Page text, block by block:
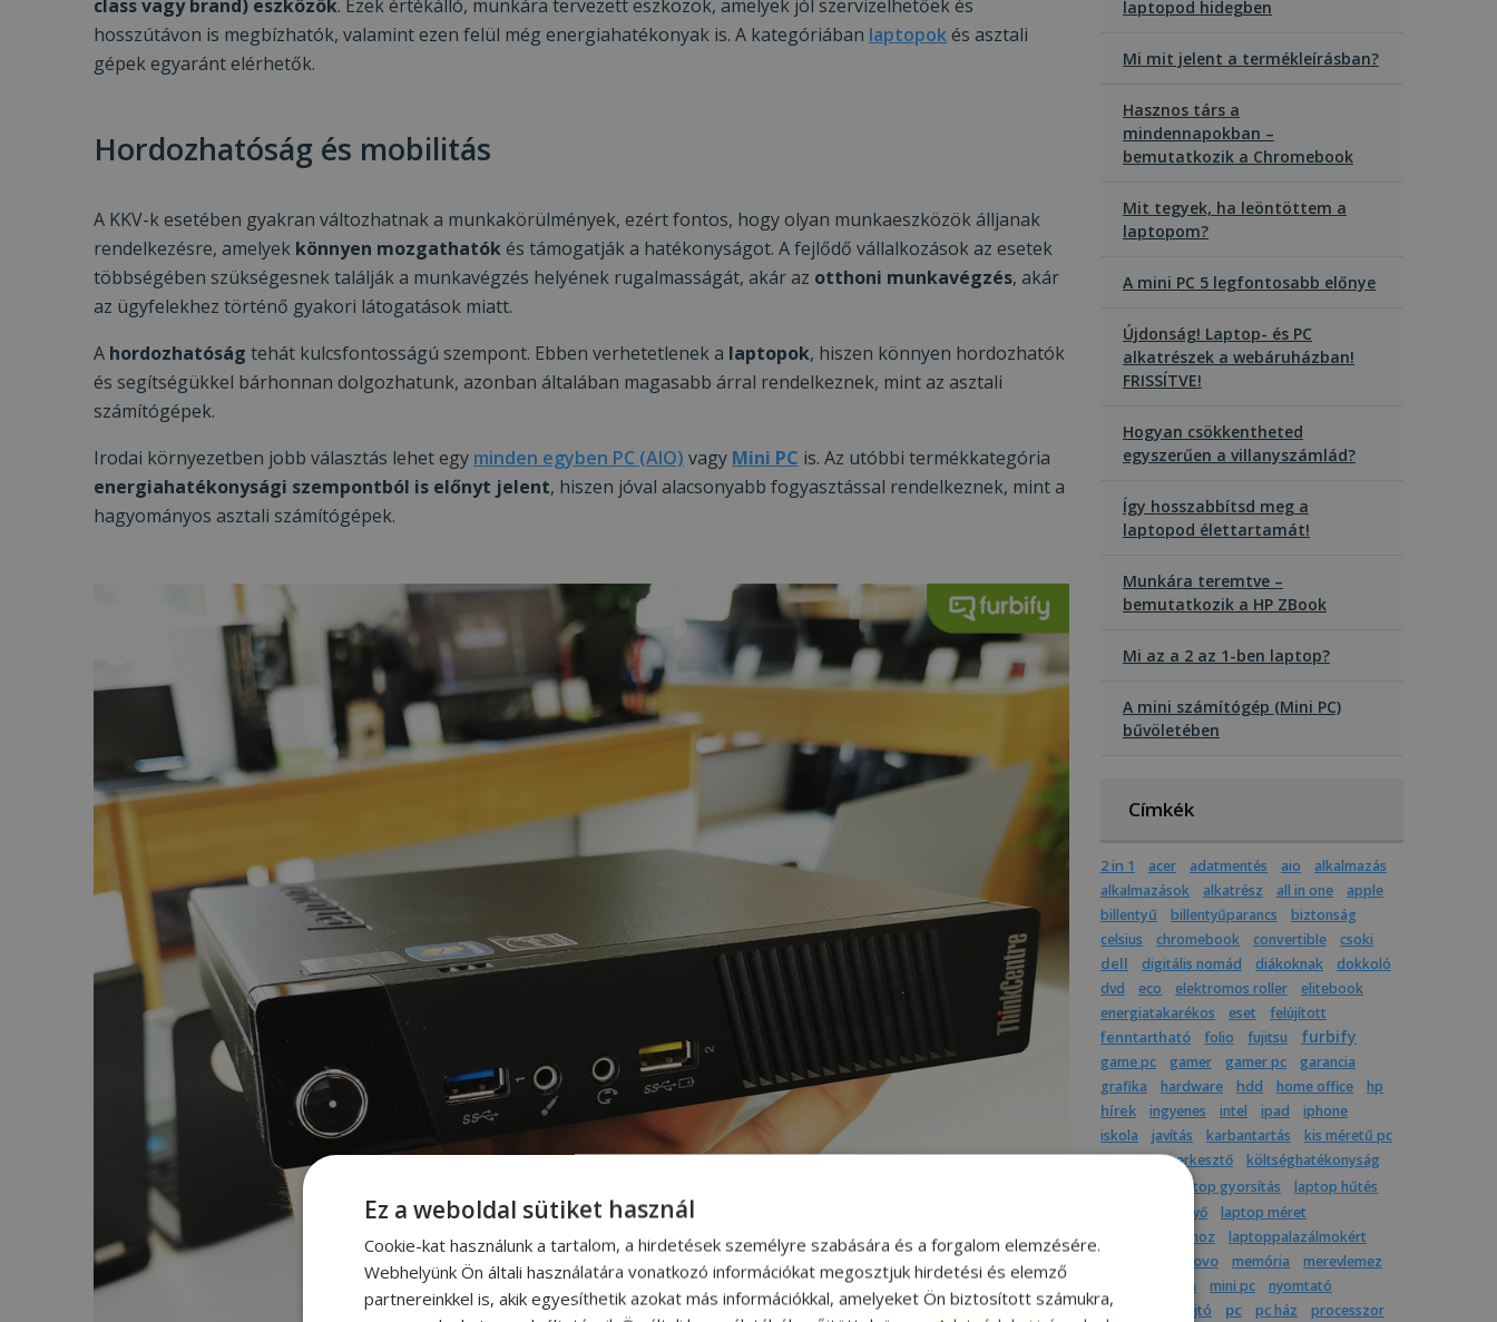
class vagy brand) eszközök. Ezek értékálló, munkára tervezett eszközök, amelyek jól szervizelhetőek és
hosszútávon is megbízhatók, valamint ezen felül még energiahatékonyak is. A kategóriában laptopokés asztali
gépek egyaránt elérhetők.
Hordozhatóság és mobilitás
A KKV-k esetében gyakran változhatnak a munkakörülmények, ezért fontos, hogy olyan munkaeszközök álljanak
rendelkezésre, amelyek könnyen mozgathatókés támogatják a hatékonyságot. A fejlődő vállalkozások az esetek
többségében szükségesnek találják a munkavégzés helyének rugalmasságát, akár az otthoni munkavégzés, akár
az ügyfelekhez történő gyakori látogatások miatt.
A hordozhatóság tehát kulcsfontosságú szempont. Ebben verhetetlenek a laptopok, hiszen könnyen hordozhatók
és segítségükkel bárhonnan dolgozhatunk, azonban általában magasabb árral rendelkeznek, mint az asztali
számítógépek.
Irodai környezetben jobb választás lehet egy minden egyben PC (AIO) vagy Mini PC is. Az utóbbi termékkategória
energiahatékonysági szempontból is előnyt jelent, hiszen jóval alacsonyabb fogyasztással rendelkeznek, mint a
hagyományos asztali számítógépek.
laptopod hidegben
Mi mit jelent a termékleírásban?
Hasznos társ a
mindennapokban –
bemutatkozik a Chromebook
Mit tegyek, ha leöntöttem a
laptopom?
A mini PC 5 legfontosabb előnye
Újdonság! Laptop- és PC
alkatrészek a webáruházban!
FRISSÍTVE!
Hogyan csökkentheted
egyszerűen a villanyszámlád?
Így hosszabbítsd meg a
laptopod élettartamát!
Munkára teremtve –
bemutatkozik a HP ZBook
Mi az a 2 az 1-ben laptop?
A mini számítógép (Mini PC)
bűvöletében
Címkék
2 in 1 acer adatmentés aio
alkalmazás
alkalmazások
alkatrész all in one
apple
billentyű
billentyűparancs
biztonság
celsius
chromebook convertible csoki
dell digitális nomád diákoknak
dokkoló
dvd
eco elektromos roller
elitebook
energiatakarékos
eset felújított
fenntartható folio fujitsu furbify
game pc gamer gamer pc
garancia
grafika
hardware hdd home office hp
hírek ingyenes intel ipad
iphone
iskola
javítás karbantartás
kis méretű pc
kkv
képszerkesztő költséghatékonyság
laptop gyorsítás
laptop hűtés
laptop képernyő
laptop méret
laptop utazáshoz
laptoppalazálmokért
lenovo memória
merevlemez
mindenegyben
mini pc
nyomtató
optikai meghajtó
pc pc ház
processzor
Ez a weboldal sütiket használ
Cookie-kat használunk a tartalom, a hirdetések személyre szabására és a forgalom elemzésére.
Webhelyünk Ön általi használatára vonatkozó információkat megosztjuk hirdetési és elemző
partnereinkkel is, akik egyesíthetik azokat más információkkal, amelyeket Ön biztosított számukra,